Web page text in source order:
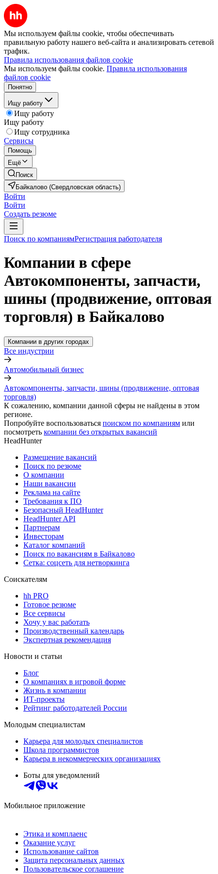
Мы используем файлы cookie, чтобы обеспечивать
правильную работу нашего веб-сайта и анализировать сетевой
трафик.
Правила использования файлов cookie
Мы используем файлы cookie. Правила использования
файлов cookie
Понятно
Ищу работу
Ищу работу
Ищу работу
Ищу сотрудника
Сервисы
Помощь
Ещё
Поиск
Байкалово (Свердловская область)
Войти
Войти
Создать резюме
Поиск по компаниямРегистрация работодателя
Компании в сфере
Автокомпоненты, запчасти,
шины (продвижение, оптовая
торговля) в Байкалово
Компании в других городах
Все индустрии
Автомобильный бизнес
Автокомпоненты, запчасти, шины (продвижение, оптовая
торговля)
К сожалению, компании данной сферы не найдены в этом
регионе.
Попробуйте воспользоваться поиском по компаниям или
посмотреть компании без открытых вакансий
HeadHunter
Размещение вакансий
Поиск по резюме
О компании
Наши вакансии
Реклама на сайте
Требования к ПО
Безопасный HeadHunter
HeadHunter API
Партнерам
Инвесторам
Каталог компаний
Поиск по вакансиям в Байкалово
Сетка: соцсеть для нетворкинга
Соискателям
hh PRO
Готовое резюме
Все сервисы
Хочу у вас работать
Производственный календарь
Экспертная рекомендация
Новости и статьи
Блог
О компаниях в игровой форме
Жизнь в компании
ИТ-проекты
Рейтинг работодателей России
Молодым специалистам
Карьера для молодых специалистов
Школа программистов
Карьера в некоммерческих организациях
Боты для уведомлений
Мобильное приложение
Этика и комплаенс
Оказание услуг
Использование сайтов
Защита персональных данных
Пользовательское соглашение